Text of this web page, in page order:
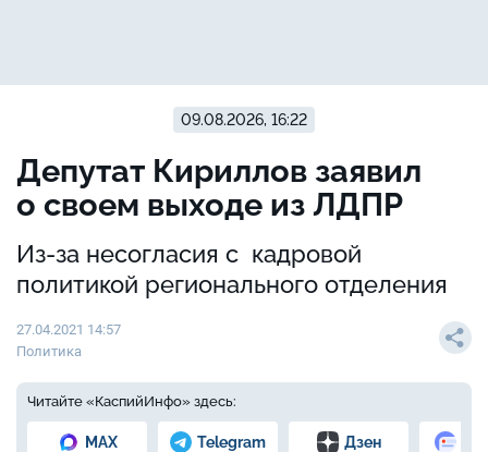
09.08.2026, 16:22
Депутат Кириллов заявил
о своем выходе из ЛДПР
Из-за несогласия с кадровой
политикой регионального отделения
27.04.2021 14:57
Политика
Читайте «КаспийИнфо» здесь:
MAX Telegram Дзен